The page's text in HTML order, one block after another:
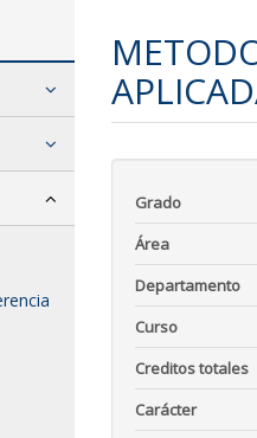
Grado
Área
Departamento
Curso
Creditos totales
Carácter